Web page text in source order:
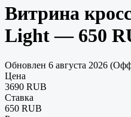
Витрина
Light — 650
Обновлен 6 августа 2026
Цена
3690 RUB
Ставка
650 RUB